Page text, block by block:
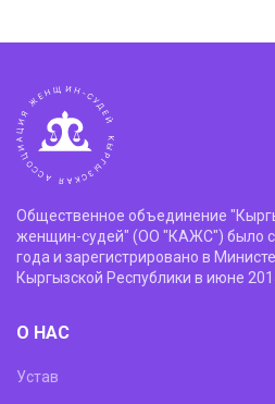
Общественное объединение
женщин-судей" (ОО "КАЖС") было
года и зарегистрировано в
Кыргызской Республики в июне
О НАС
Устав